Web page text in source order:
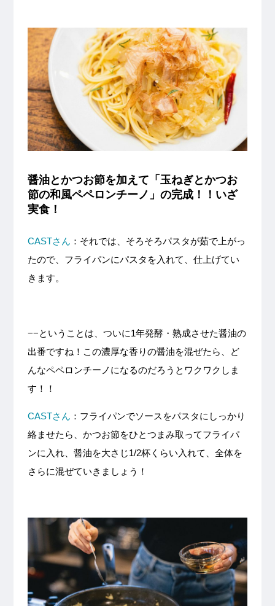
醤油とかつお節を加えて「玉ねぎとかつお
節の和風ペペロンチーノ」の完成！！いざ
実食！
CASTさん ：それでは、そろそろパスタが茹で上がっ
たので、フライパンにパスタを入れて、仕上げてい
きます。
−−ということは、ついに1年発酵・熟成させた醤油の
出番ですね！この濃厚な香りの醤油を混ぜたら、ど
んなペペロンチーノになるのだろうとワクワクしま
す！！
CASTさん ：フライパンでソースをパスタにしっかり
絡ませたら、かつお節をひとつまみ取ってフライパ
ンに入れ、醤油を大さじ1/2杯くらい入れて、全体を
さらに混ぜていきましょう！